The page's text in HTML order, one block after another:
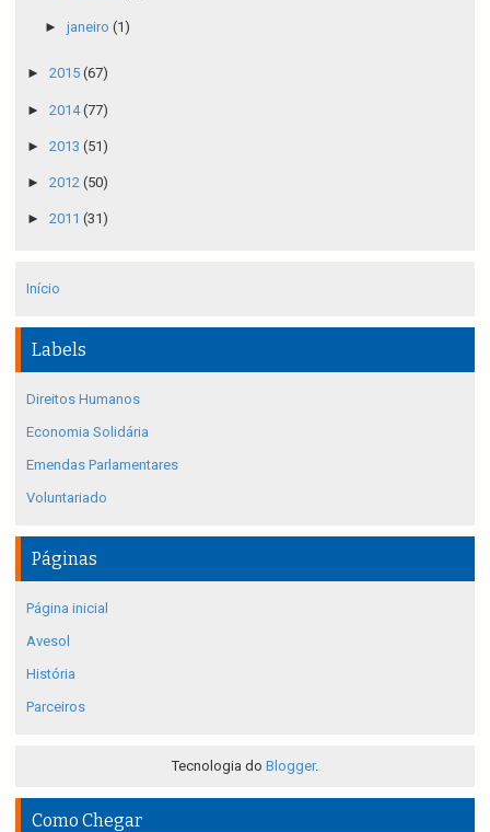
► janeiro (1)
► 2015 (67)
► 2014(77)
► 2013 (51)
► 2012 (50)
► 2011 (31)
Início
Labels
Direitos Humanos
Economia Solidária
Emendas Parlamentares
Voluntariado
Páginas
Página inicial
Avesol
História
Parceiros
Tecnologia do Blogger.
Como Chegar